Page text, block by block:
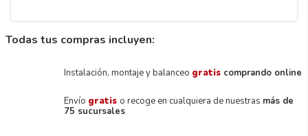
Todas tus compras incluyen:
Instalación, montaje y balanceo gratis comprando online
Envío gratis o recoge en cualquiera de nuestras más de
75 sucursales